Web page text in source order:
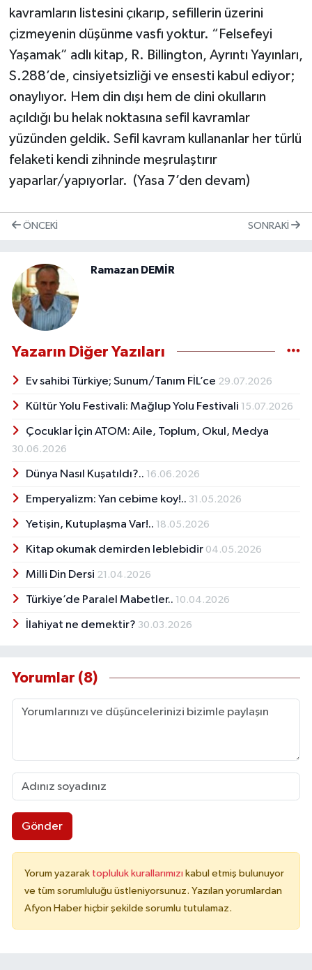
kavramların listesini çıkarıp, sefillerin üzerini
çizmeyenin düşünme vasfı yoktur. “Felsefeyi
Yaşamak” adlı kitap, R. Billington, Ayrıntı Yayınları,
S.288’de, cinsiyetsizliği ve ensesti kabul ediyor;
onaylıyor. Hem din dışı hem de dini okulların
açıldığı bu helak noktasına sefil kavramlar
yüzünden geldik. Sefil kavram kullananlar her türlü
felaketi kendi zihninde meşrulaştırır
yaparlar/yapıyorlar. (Yasa 7’den devam)
ÖNCEKI SONRAKI
Ramazan DEMİR
Yazarın Diğer Yazıları
Ev sahibi Türkiye; Sunum/Tanım FİL’ce 29.07.2026
Kültür Yolu Festivali: Mağlup Yolu Festivali 15.07.2026
Çocuklar İçin ATOM: Aile, Toplum, Okul, Medya
30.06.2026
Dünya Nasıl Kuşatıldı?.. 16.06.2026
Emperyalizm: Yan cebime koy!.. 31.05.2026
Yetişin, Kutuplaşma Var!.. 18.05.2026
Kitap okumak demirden leblebidir 04.05.2026
Milli Din Dersi 21.04.2026
Türkiye’de Paralel Mabetler.. 10.04.2026
İlahiyat ne demektir? 30.03.2026
Yorumlar (8)
Gönder
Yorum yazarak topluluk kurallarımızı kabul etmiş bulunuyor
ve tüm sorumluluğu üstleniyorsunuz. Yazılan yorumlardan
Afyon Haber hiçbir şekilde sorumlu tutulamaz.